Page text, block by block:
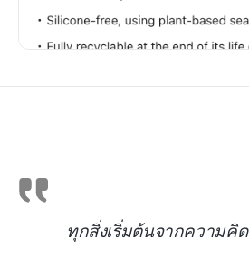
ทุกสิ่งเริ่มต้นจากความคิด